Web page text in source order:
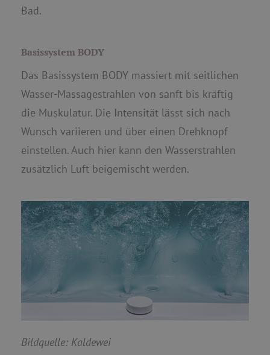
Bad.
Basissystem BODY
Das Basissystem BODY massiert mit seitlichen
Wasser-Massagestrahlen von sanft bis kräftig
die Muskulatur. Die Intensität lässt sich nach
Wunsch variieren und über einen Drehknopf
einstellen. Auch hier kann den Wasserstrahlen
zusätzlich Luft beigemischt werden.
Bildquelle: Kaldewei